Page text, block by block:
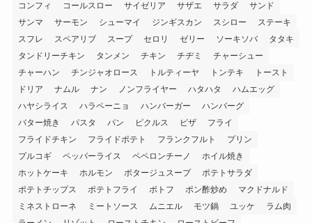
コンフィ
コールスロー サイゼリア サザエ サラダ
サンド
サンマ
サーモン シューマイ ジンギスカン スシロー
ステーキ
スフレ
スペアリブ スープ セロリ ゼリー ソーキソバ
タタキ
タンドリーチキン
タンメン チキン チヂミ
チャーシュー
チャーハン
チンジャオロース トルティーヤ トンテキ
トースト
ドリア
ナムル ナン ノンフライヤー ハタハタ
ハムエッグ
ハヤシライス
ハラペーニョ ハンバーガー
ハンバーグ
バター焼き
パスタ パン ピクルス ピザ
フライ
フライドチキン
フライドポテト フランクフルト
プリン
プルコギ
ペッパーライス ペペロンチーノ
ホイル焼き
ホットケーキ
ホルモン ポタージュスープ
ポテトサラダ
ポテトチップス
ポテトフライ ポトフ ポン酢炒め
マクドナルド
ミネストローネ
ミートソース ムニエル モツ鍋 ユッケ
ラム肉